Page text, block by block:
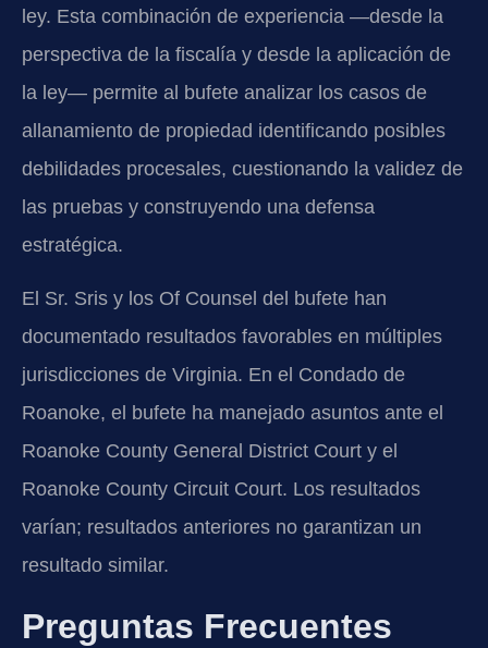
ley. Esta combinación de experiencia —desde la
perspectiva de la fiscalía y desde la aplicación de
la ley— permite al bufete analizar los casos de
allanamiento de propiedad identificando posibles
debilidades procesales, cuestionando la validez de
las pruebas y construyendo una defensa
estratégica.
El Sr. Sris y los Of Counsel del bufete han
documentado resultados favorables en múltiples
jurisdicciones de Virginia. En el Condado de
Roanoke, el bufete ha manejado asuntos ante el
Roanoke County General District Court y el
Roanoke County Circuit Court. Los resultados
varían; resultados anteriores no garantizan un
resultado similar.
Preguntas Frecuentes